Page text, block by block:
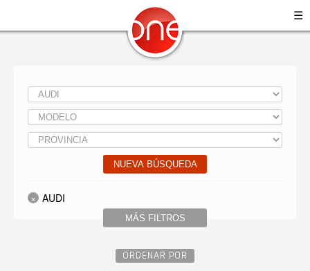
☰
NUEVA BÚSQUEDA
MÁS FILTROS
AUDI
ORDENAR POR